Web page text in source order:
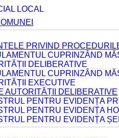
LOCAL
PRIVIND
CUPRINZÂND
DELIBERATIVE
CUPRINZÂND
EXECUTIVE
AUTORITĂȚII DELIBERATIVE
PENTRU EVIDENȚA
PENTRU EVIDENȚA
PENTRU EVIDENȚA